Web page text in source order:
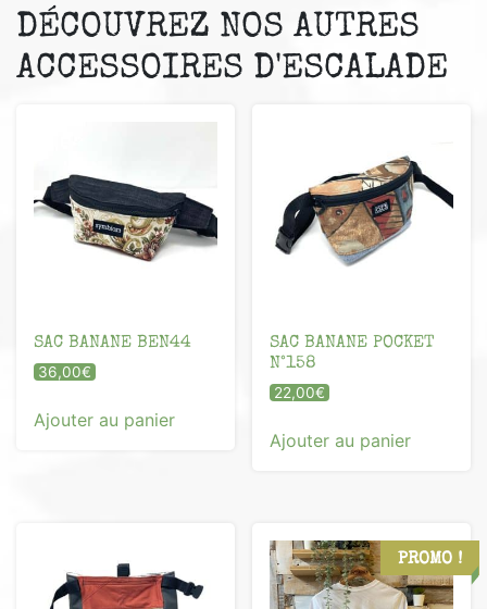
DÉCOUVREZ NOS AUTRES
ACCESSOIRES D'ESCALADE
SAC BANANE BEN44
36,00€
Ajouter au panier
SAC BANANE POCKET
N°158
22,00€
Ajouter au panier
PROMO !